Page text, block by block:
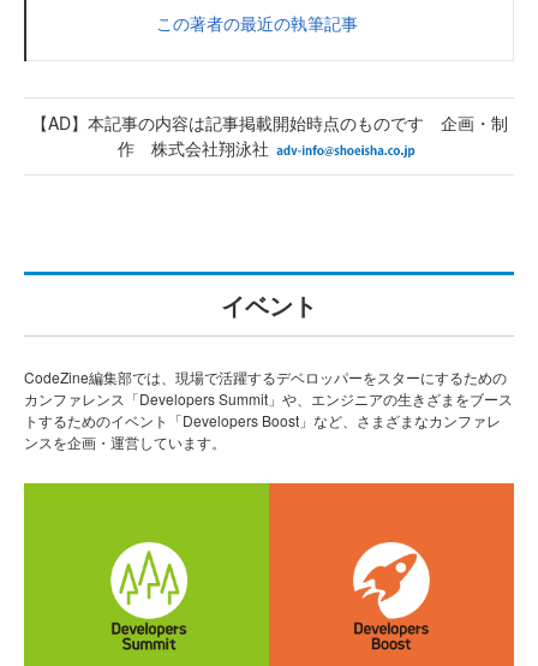
この著者の最近の執筆記事
【AD】本記事の内容は記事掲載開始時点のものです 企画・制
作 株式会社翔泳社
イベント
CodeZine編集部では、現場で活躍するデベロッパーをスターにするための
カンファレンス「Developers Summit」や、エンジニアの生きざまをブース
トするためのイベント「Developers Boost」など、さまざまなカンファレ
ンスを企画・運営しています。